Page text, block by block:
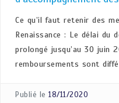
Ce qu’il faut retenir des
Renaissance : Le délai du
prolongé jusqu’au 30 juin
remboursements sont
Publié le 18/11/2020